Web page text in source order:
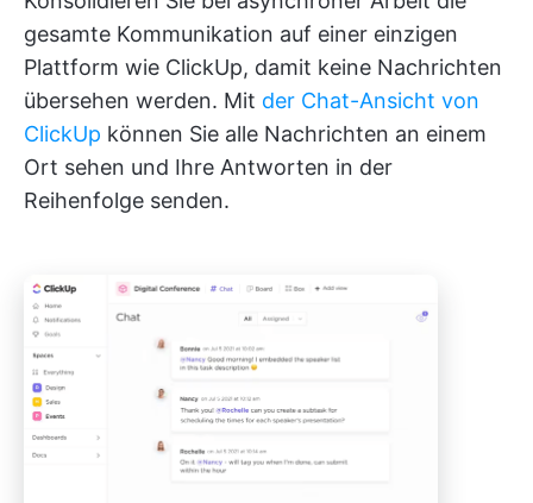
gesamte Kommunikation auf einer einzigen
Plattform wie ClickUp, damit keine Nachrichten
übersehen werden. Mit der Chat-Ansicht von
ClickUp können Sie alle Nachrichten an einem
Ort sehen und Ihre Antworten in der
Reihenfolge senden.